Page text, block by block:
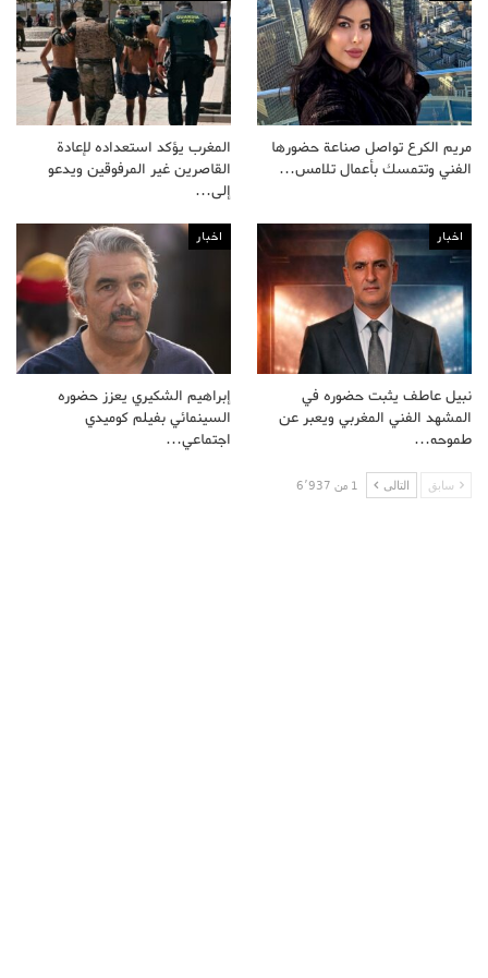
مريم الكرع تواصل صناعة حضورها
الفني وتتمسك بأعمال تلامس…
المغرب يؤكد استعداده لإعادة
القاصرين غير المرفوقين ويدعو
إلى…
اخبار
نبيل عاطف يثبت حضوره في
المشهد الفني المغربي ويعبر عن
طموحه…
اخبار
إبراهيم الشكيري يعزز حضوره
السينمائي بفيلم كوميدي
اجتماعي…
سابق التالى 1 من 6٬937